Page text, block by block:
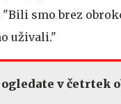
smo brez
uživali."
v četrtek